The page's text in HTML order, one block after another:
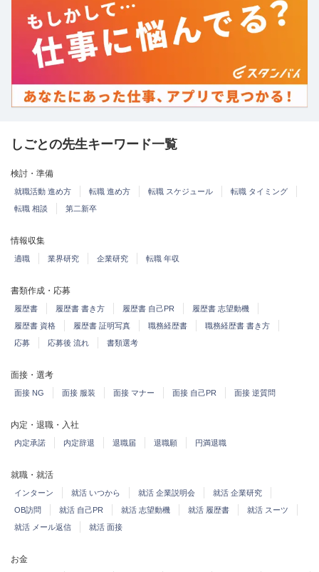
しごとの先生キーワード一覧
検討・準備
就職活動 進め方 転職 進め方 転職 スケジュール
転職 タイミング
転職 相談
第二新卒
情報収集
適職 業界研究 企業研究 転職 年収
書類作成・応募
履歴書 履歴書 書き方 履歴書 自己PR
履歴書 志望動機
履歴書 資格
履歴書 証明写真 職務経歴書
職務経歴書 書き方
応募
応募後 流れ 書類選考
面接・選考
面接 NG 面接 服装 面接 マナー 面接 自己PR 面接 逆質問
内定・退職・入社
内定承諾 内定辞退 退職届 退職願 円満退職
就職・就活
インターン 就活 いつから 就活 企業説明会
就活 企業研究
OB訪問
就活 自己PR 就活 志望動機 就活 履歴書
就活 スーツ
就活 メール返信
就活 面接
お金